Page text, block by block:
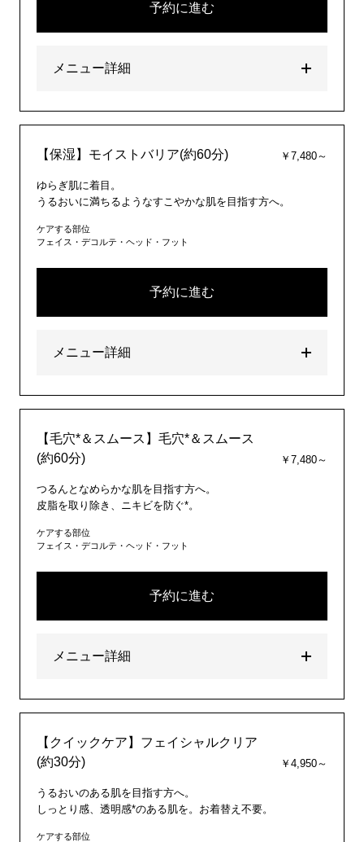
予約に進む
メニュー詳細
【保湿】モイストバリア(約60分) ￥7,480～
ゆらぎ肌に着目。
うるおいに満ちるようなすこやかな肌を目指す方へ。
ケアする部位
フェイス・デコルテ・ヘッド・フット
予約に進む
メニュー詳細
【毛穴*＆スムース】毛穴*＆スムース
(約60分)
￥7,480～
つるんとなめらかな肌を目指す方へ。
皮脂を取り除き、ニキビを防ぐ*。
ケアする部位
フェイス・デコルテ・ヘッド・フット
予約に進む
メニュー詳細
【クイックケア】フェイシャルクリア
(約30分)
￥4,950～
うるおいのある肌を目指す方へ。
しっとり感、透明感*のある肌を。お着替え不要。
ケアする部位